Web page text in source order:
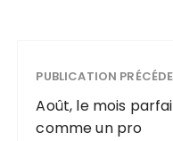
PUBLICATION
Août, le mois
comme un pro